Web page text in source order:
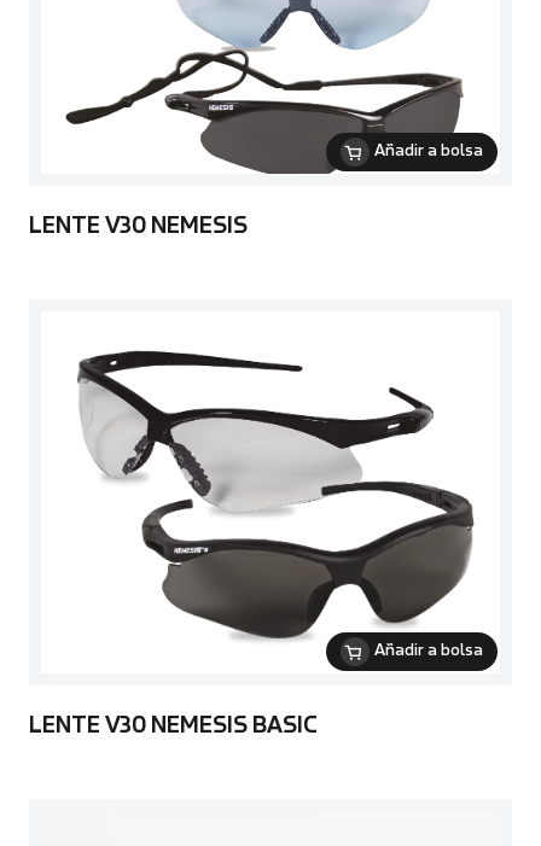
Añadir a bolsa
LENTE V30 NEMESIS
Añadir a bolsa
LENTE V30 NEMESIS BASIC